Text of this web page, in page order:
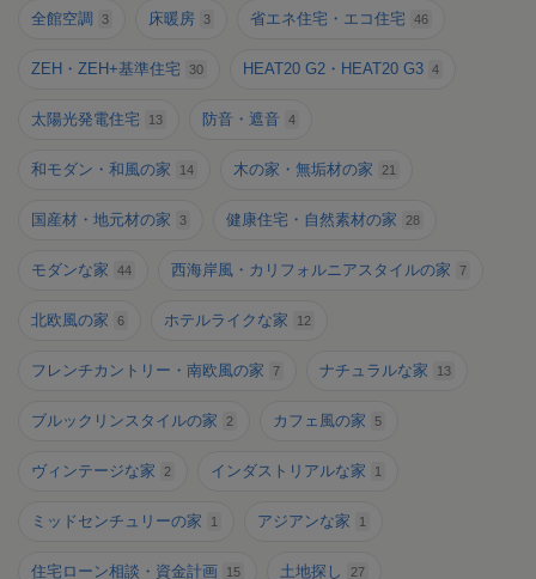
全館空調 3 床暖房 3 省エネ住宅・エコ住宅 46
ZEH・ZEH+基準住宅 30 HEAT20 G2・HEAT20 G3 4
太陽光発電住宅 13 防音・遮音 4
和モダン・和風の家 14 木の家・無垢材の家 21
国産材・地元材の家 3 健康住宅・自然素材の家 28
モダンな家 44 西海岸風・カリフォルニアスタイルの家 7
北欧風の家 6 ホテルライクな家 12
フレンチカントリー・南欧風の家 7 ナチュラルな家 13
ブルックリンスタイルの家 2 カフェ風の家 5
ヴィンテージな家 2 インダストリアルな家 1
ミッドセンチュリーの家 1 アジアンな家 1
住宅ローン相談・資金計画 15 土地探し 27